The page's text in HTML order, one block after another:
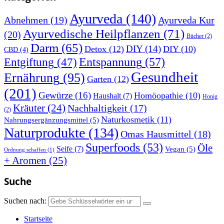
Abnehmen (19) Ayurveda (140) Ayurveda Kur
(20) Ayurvedische Heilpflanzen (71) Bücher (2)
CBD (4) Darm (65) Detox (12) DIY(14) DIY(10)
Entgiftung (47)Entspannung (57)
Ernährung (95) Garten (12) Gesundheit
(201) Gewürze (16) Haushalt(7) Homöopathie (10) Honig
(2) Kräuter (24) Nachhaltigkeit (17)
Nahrungsergänzungsmittel (5) Naturkosmetik (11)
Naturprodukte (134) Omas Hausmittel (18)
Ordnung schaffen (1) Seife (7) Superfoods (53) Vegan (5) Öle
+ Aromen (25)
Suche
Suchen nach:
Startseite